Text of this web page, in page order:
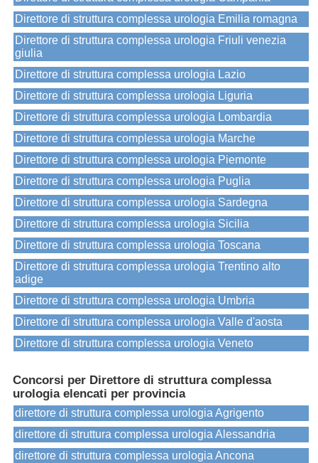
Direttore di struttura complessa urologia Emilia romagna
Direttore di struttura complessa urologia Friuli venezia
giulia
Direttore di struttura complessa urologia Lazio
Direttore di struttura complessa urologia Liguria
Direttore di struttura complessa urologia Lombardia
Direttore di struttura complessa urologia Marche
Direttore di struttura complessa urologia Piemonte
Direttore di struttura complessa urologia Puglia
Direttore di struttura complessa urologia Sardegna
Direttore di struttura complessa urologia Sicilia
Direttore di struttura complessa urologia Toscana
Direttore di struttura complessa urologia Trentino alto
adige
Direttore di struttura complessa urologia Umbria
Direttore di struttura complessa urologia Valle d'aosta
Direttore di struttura complessa urologia Veneto
Concorsi per Direttore di struttura complessa
urologia elencati per provincia
direttore di struttura complessa urologia Agrigento
direttore di struttura complessa urologia Alessandria
direttore di struttura complessa urologia Ancona